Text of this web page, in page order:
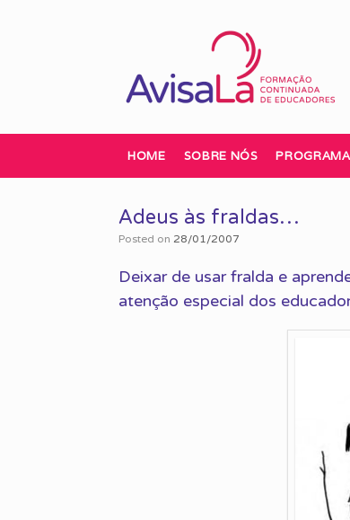
HOME SOBRE NÓS
Adeus às fraldas…
Posted on 28/01/2007
Deixar de usar fralda e
atenção especial dos